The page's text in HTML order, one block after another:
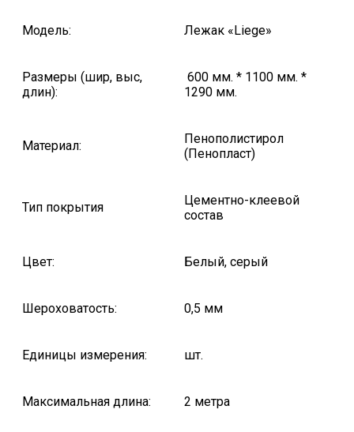
Модель: Лежак «Liege»
Размеры (шир, выс,
длин):
600 мм. * 1100 мм. *
1290 мм.
Материал:
Пенополистирол
(Пенопласт)
Тип покрытия
Цементно-клеевой
состав
Цвет: Белый, серый
Шероховатость: 0,5 мм
Единицы измерения: шт.
Максимальная длина: 2 метра